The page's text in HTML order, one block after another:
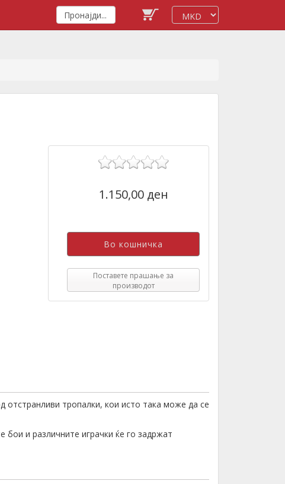
1.150,00 ден
Поставете прашање за
производот
тропалки, кои исто така може да се
бои и различните играчки ќе го задржат